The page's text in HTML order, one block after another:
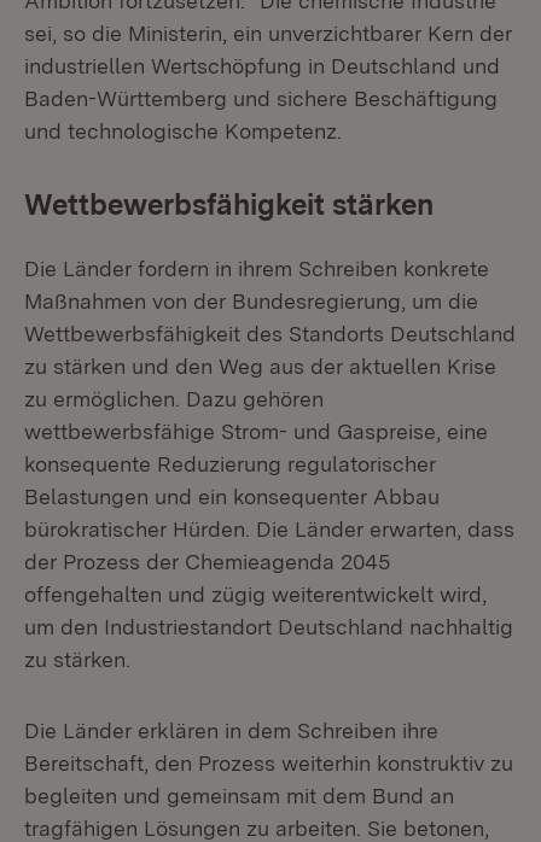
sei, so die Ministerin, ein unverzichtbarer Kern der
industriellen Wertschöpfung in Deutschland und
Baden-Württemberg und sichere Beschäftigung
und technologische Kompetenz.
Wettbewerbsfähigkeit stärken
Die Länder fordern in ihrem Schreiben konkrete
Maßnahmen von der Bundesregierung, um die
Wettbewerbsfähigkeit des Standorts Deutschland
zu stärken und den Weg aus der aktuellen Krise
zu ermöglichen. Dazu gehören
wettbewerbsfähige Strom- und Gaspreise, eine
konsequente Reduzierung regulatorischer
Belastungen und ein konsequenter Abbau
bürokratischer Hürden. Die Länder erwarten, dass
der Prozess der Chemieagenda 2045
offengehalten und zügig weiterentwickelt wird,
um den Industriestandort Deutschland nachhaltig
zu stärken.
Die Länder erklären in dem Schreiben ihre
Bereitschaft, den Prozess weiterhin konstruktiv zu
begleiten und gemeinsam mit dem Bund an
tragfähigen Lösungen zu arbeiten. Sie betonen,